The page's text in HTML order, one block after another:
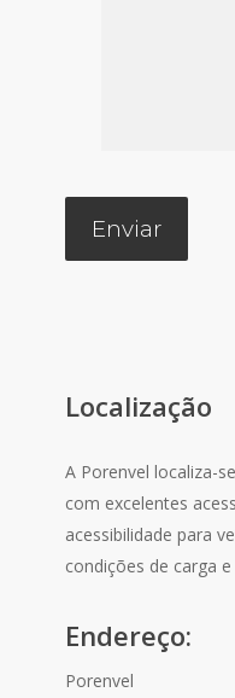
Localização
A Porenvel localiza-
com excelentes
acessibilidade para
condições de carga e
Endereço:
Porenvel